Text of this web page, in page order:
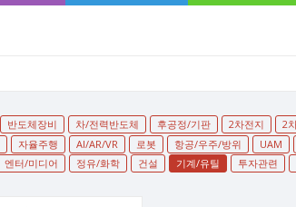
반도체장비 차/전력반도체 후공정/기판 2차전지 2
자율주행 AI/AR/VR 로봇 항공/우주/방위 UAM
엔터/미디어 정유/화학 건설 기계/유틸 투자관련